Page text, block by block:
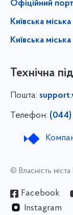
Офіційний
Київська
Київська
Технічна
Пошта:
Телефон: (044)
© Власність
Facebook
Instagram